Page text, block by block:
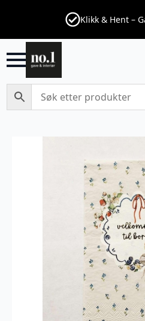
Klikk & Hent –